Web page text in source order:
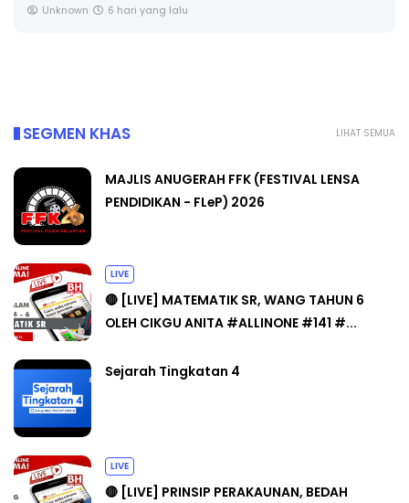
Unknown 6 hari yang lalu
LIHAT SEMUA
SEGMEN KHAS
MAJLIS ANUGERAH FFK (FESTIVAL LENSA
PENDIDIKAN - FLeP) 2026
LIVE
🔴 [LIVE] MATEMATIK SR, WANG TAHUN 6
OLEH CIKGU ANITA #ALLINONE #141 #...
Sejarah Tingkatan 4
LIVE
🔴 [LIVE] PRINSIP PERAKAUNAN, BEDAH